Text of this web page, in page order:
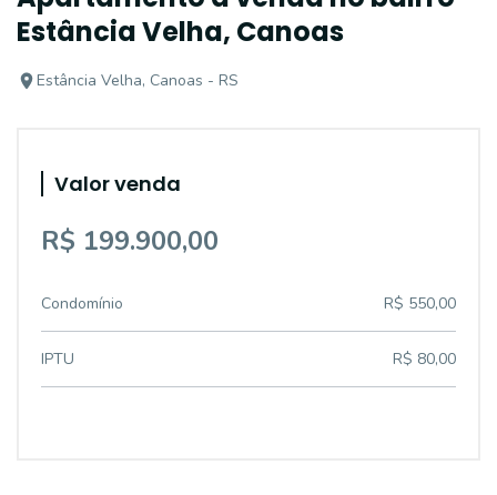
Estância Velha, Canoas
Estância Velha, Canoas - RS
Valor venda
R$ 199.900,00
Condomínio R$ 550,00
IPTU R$ 80,00